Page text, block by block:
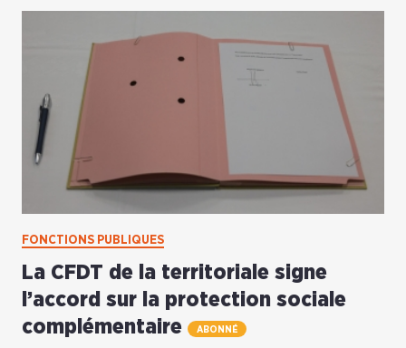
FONCTIONS PUBLIQUES
La CFDT de la territoriale signe
l’accord sur la protection sociale
complémentaire
ABONNÉ